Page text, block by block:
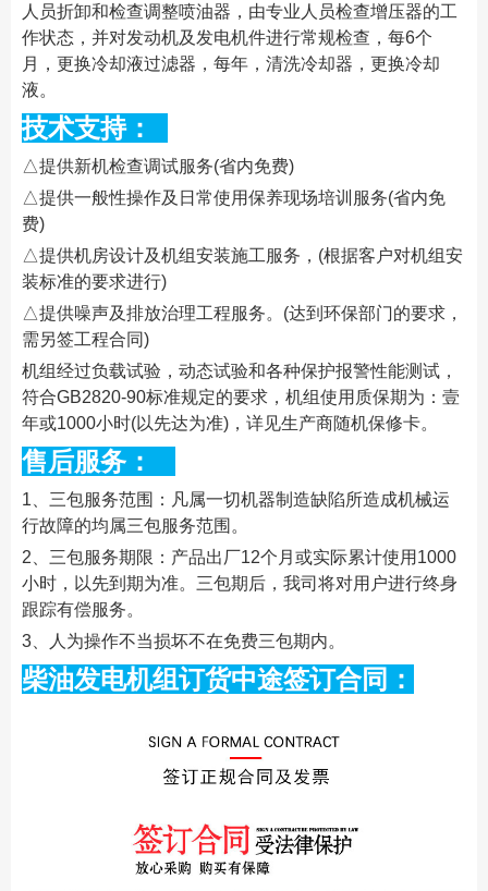
人员折卸和检查调整喷油器，由专业人员检查增压器的工
作状态，并对发动机及发电机件进行常规检查，每6个
月，更换冷却液过滤器，每年，清洗冷却器，更换冷却
液。
技术支持：
△提供新机检查调试服务(省内免费)
△提供一般性操作及日常使用保养现场培训服务(省内免
费)
△提供机房设计及机组安装施工服务，(根据客户对机组安
装标准的要求进行)
△提供噪声及排放治理工程服务。(达到环保部门的要求，
需另签工程合同)
机组经过负载试验，动态试验和各种保护报警性能测试，
符合GB2820-90标准规定的要求，机组使用质保期为：壹
年或1000小时(以先达为准)，详见生产商随机保修卡。
售后服务：
1、三包服务范围：凡属一切机器制造缺陷所造成机械运
行故障的均属三包服务范围。
2、三包服务期限：产品出厂12个月或实际累计使用1000
小时，以先到期为准。三包期后，我司将对用户进行终身
跟踪有偿服务。
3、人为操作不当损坏不在免费三包期内。
柴油发电机组订货中途签订合同：